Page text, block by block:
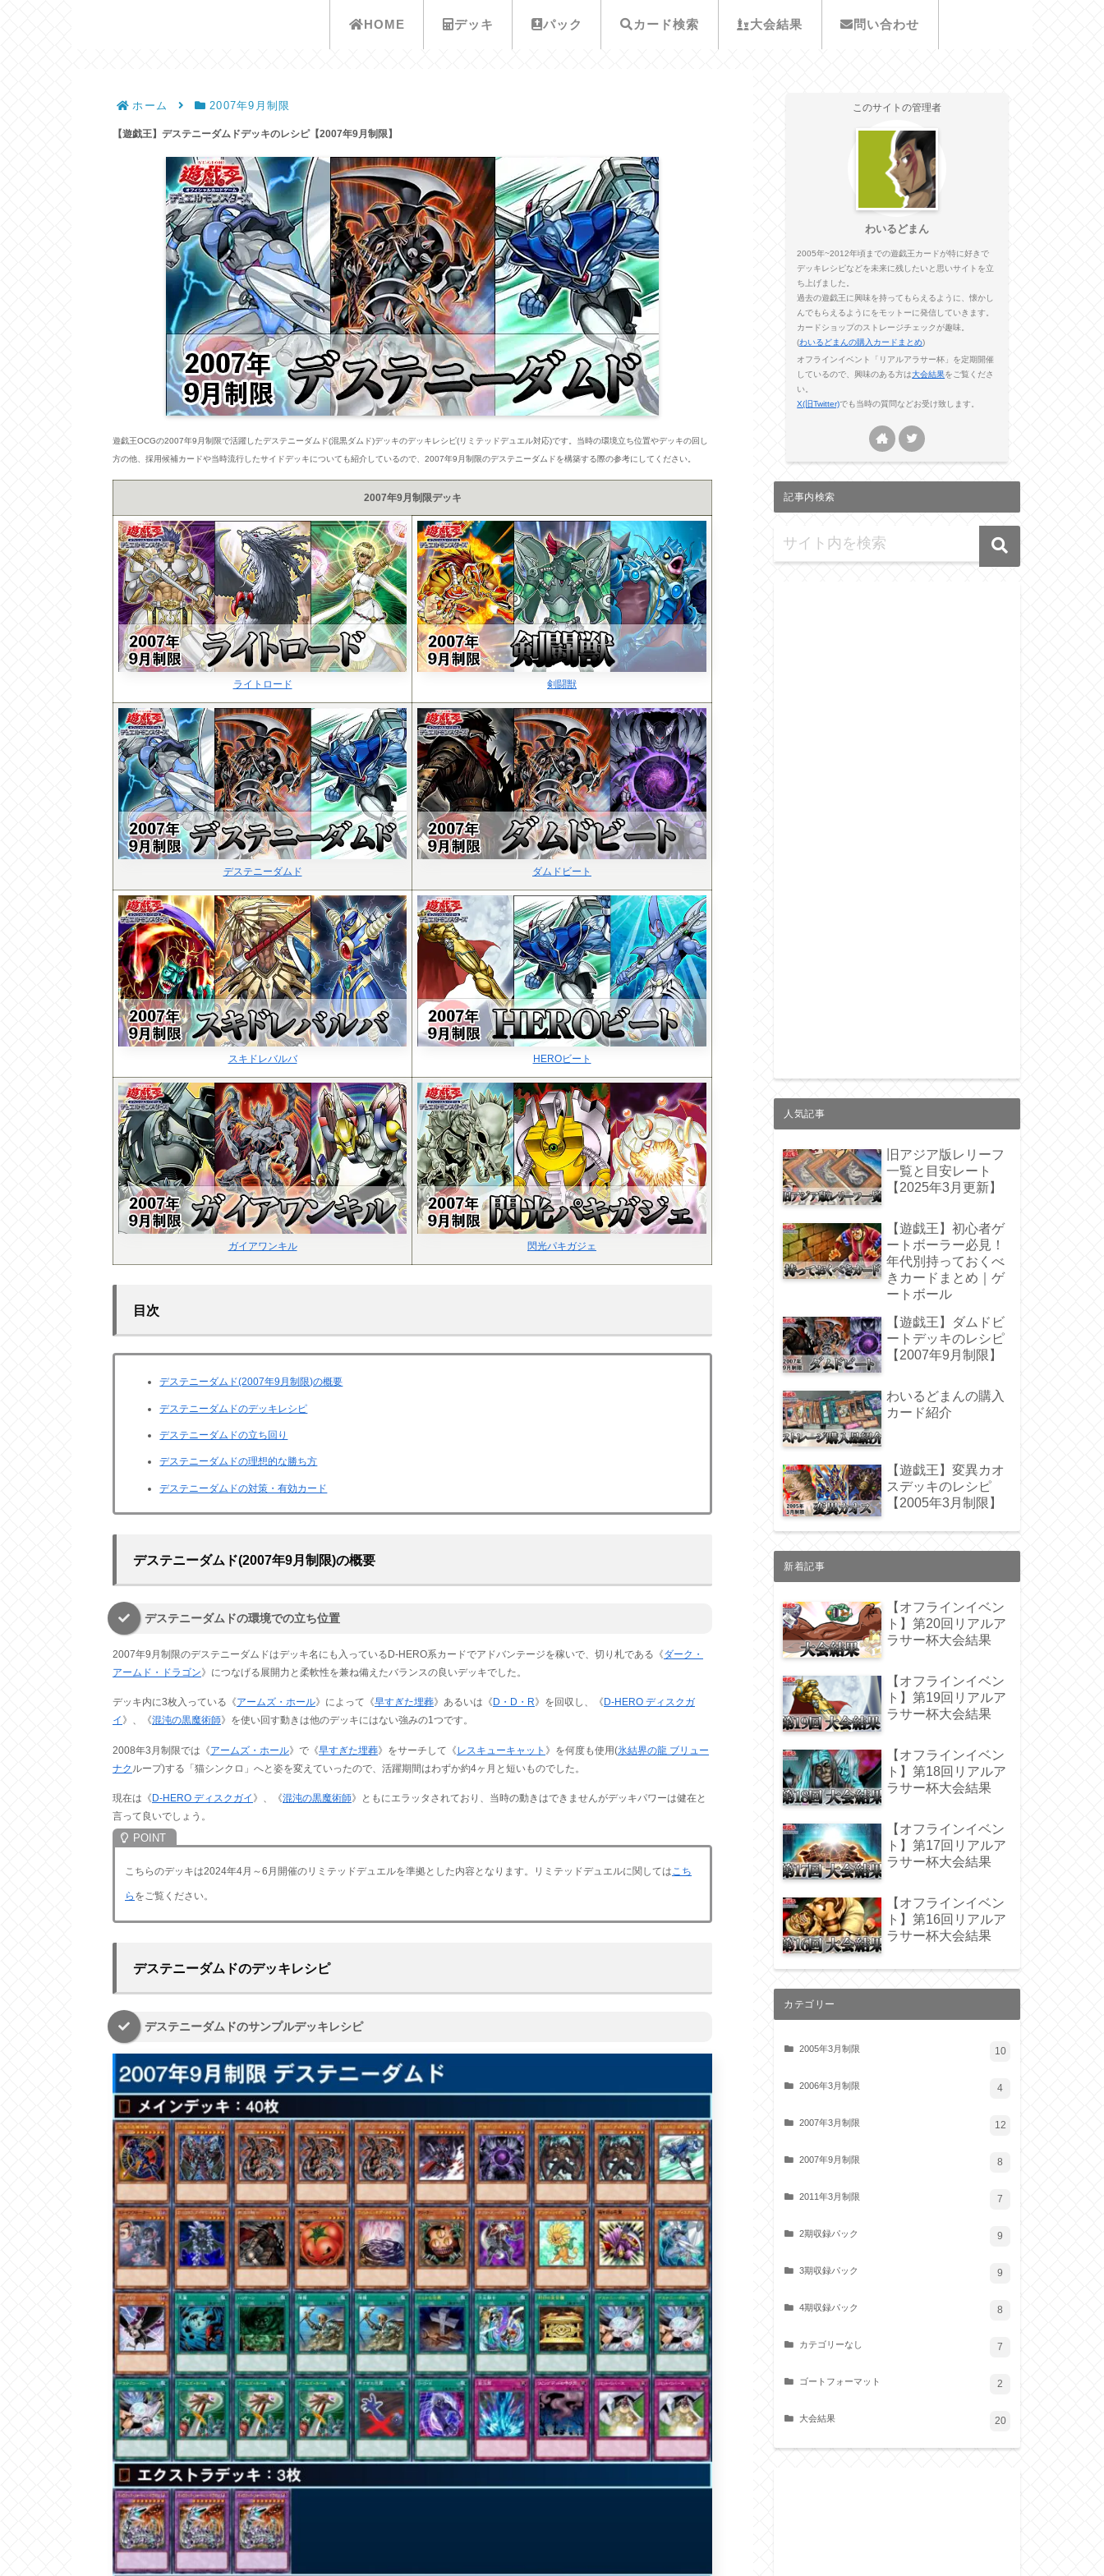
HOME デッキ パック カード検索 大会結果 問い合わせ
ホーム 2007年9月制限
【遊戯王】デステニーダムドデッキのレシピ【2007年9月制限】
遊戯王OCGの2007年9月制限で活躍したデステニーダムド(混黒ダムド)デッキのデッキレシピ(リミテッドデュエル対応)です。当時の環境立ち位置やデッキの回し
方の他、採用候補カードや当時流行したサイドデッキについても紹介しているので、2007年9月制限のデステニーダムドを構築する際の参考にしてください。
2007年9月制限デッキ
ライトロード 剣闘獣
デステニーダムド ダムドビート
スキドレバルバ HEROビート
ガイアワンキル 閃光パキガジェ
目次
デステニーダムド(2007年9月制限)の概要
デステニーダムドのデッキレシピ
デステニーダムドの立ち回り
デステニーダムドの理想的な勝ち方
デステニーダムドの対策・有効カード
デステニーダムド(2007年9月制限)の概要
デステニーダムドの環境での立ち位置
2007年9月制限のデステニーダムドはデッキ名にも入っているD-HERO系カードでアドバンテージを稼いで、切り札である《ダーク・
アームド・ドラゴン》につなげる展開力と柔軟性を兼ね備えたバランスの良いデッキでした。
デッキ内に3枚入っている《アームズ・ホール》によって《早すぎた埋葬》あるいは《 D・D・R》を回収し、《 D-HERO ディスクガ
イ 》、《混沌の黒魔術師》を使い回す動きは他のデッキにはない強みの1つです。
2008年3月制限では《アームズ・ホール》で《早すぎた埋葬》をサーチして《レスキューキャット 》を何度も使用(氷結界の龍 ブリュー
ナク ループ)する「猫シンクロ」へと姿を変えていったので、活躍期間はわずか約4ヶ月と短いものでした。
現在は《 D-HERO ディスクガイ 》、《混沌の黒魔術師》ともにエラッタされており、当時の動きはできませんがデッキパワーは健在と
言って良いでしょう。
こちらのデッキは2024年4月～6月開催のリミテッドデュエルを準拠とした内容となります。リミテッドデュエルに関してはこち
ら をご覧ください。
デステニーダムドのデッキレシピ
デステニーダムドのサンプルデッキレシピ
このサイトの管理者
わいるどまん
2005年~2012年頃までの遊戯王カードが特に好きで
デッキレシピなどを未来に残したいと思いサイトを立
ち上げました。
過去の遊戯王に興味を持ってもらえるように、懐かし
んでもらえるようにをモットーに発信していきます。
カードショップのストレージチェックが趣味。
(わいるどまんの購入カードまとめ)
オフラインイベント「リアルアラサー杯」を定期開催
しているので、興味のある方は大会結果をご覧くださ
い。
X(旧Twitter)でも当時の質問などお受け致します。
記事内検索
人気記事
旧アジア版レリーフ
一覧と目安レート
【2025年3月更新】
【遊戯王】初心者ゲ
ートボーラー必見！
年代別持っておくべ
きカードまとめ｜ゲ
ートボール
【遊戯王】ダムドビ
ートデッキのレシピ
【2007年9月制限】
わいるどまんの購入
カード紹介
【遊戯王】変異カオ
スデッキのレシピ
【2005年3月制限】
新着記事
【オフラインイベン
ト】第20回リアルア
ラサー杯大会結果
【オフラインイベン
ト】第19回リアルア
ラサー杯大会結果
【オフラインイベン
ト】第18回リアルア
ラサー杯大会結果
【オフラインイベン
ト】第17回リアルア
ラサー杯大会結果
【オフラインイベン
ト】第16回リアルア
ラサー杯大会結果
カテゴリー
2005年3月制限 10
2006年3月制限 4
2007年3月制限 12
2007年9月制限 8
2011年3月制限 7
2期収録パック 9
3期収録パック 9
4期収録パック 8
カテゴリーなし 7
ゴートフォーマット 2
大会結果 20